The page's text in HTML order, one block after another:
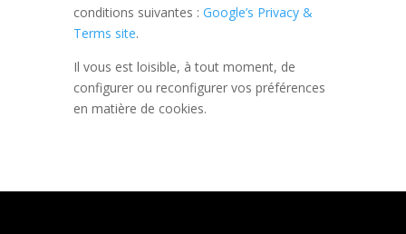
conditions suivantes : Google’s Privacy &
Terms site.
Il vous est loisible, à tout moment, de
configurer ou reconfigurer vos préférences
en matière de cookies.